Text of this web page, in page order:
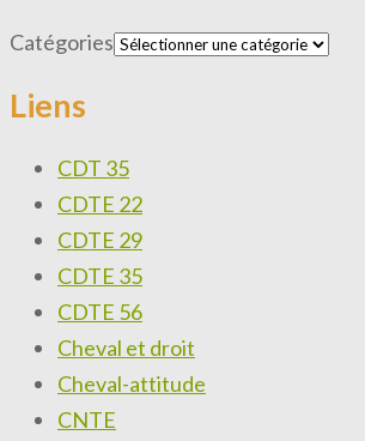
Catégories
Liens
CDT 35
CDTE 22
CDTE 29
CDTE 35
CDTE 56
Cheval et droit
Cheval-attitude
CNTE